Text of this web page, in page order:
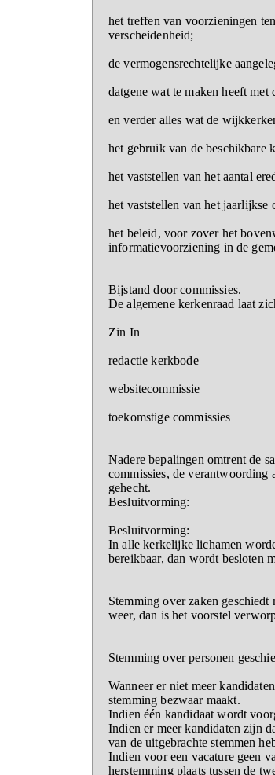
het treffen van voorzieningen
verscheidenheid;
de vermogensrechtelijke
datgene wat te maken heeft met
en verder alles wat de
het gebruik van de beschikbare
het vaststellen van het aantal
het vaststellen van het jaarlijkse
het beleid, voor zover het
informatievoorziening in de
Bijstand door commissies.
De algemene kerkenraad laat
Zin In
redactie kerkbode
websitecommissie
toekomstige commissies
Nadere bepalingen omtrent de
commissies, de verantwoording
gehecht.
Besluitvorming:
Besluitvorming:
In alle kerkelijke lichamen
bereikbaar, dan wordt besloten
Stemming over zaken
weer, dan is het voorstel
Stemming over personen
Wanneer er niet meer
stemming bezwaar maakt.
Indien één kandidaat wordt
Indien er meer kandidaten zijn
van de uitgebrachte stemmen
Indien voor een vacature geen
herstemming plaats tussen de